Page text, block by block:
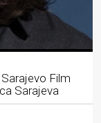
Film
Sarajeva